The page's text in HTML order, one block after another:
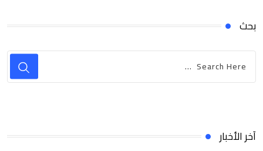
بحث
آخر الأخبار